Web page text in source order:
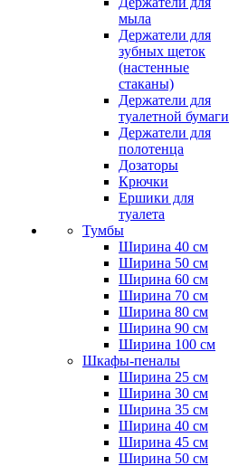
мыла
Держатели для
зубных щеток
(настенные
стаканы)
Держатели для
туалетной бумаги
Держатели для
полотенца
Дозаторы
Крючки
Ершики для
туалета
Тумбы
Ширина 40 см
Ширина 50 см
Ширина 60 см
Ширина 70 см
Ширина 80 см
Ширина 90 см
Ширина 100 см
Шкафы-пеналы
Ширина 25 см
Ширина 30 см
Ширина 35 см
Ширина 40 см
Ширина 45 см
Ширина 50 см